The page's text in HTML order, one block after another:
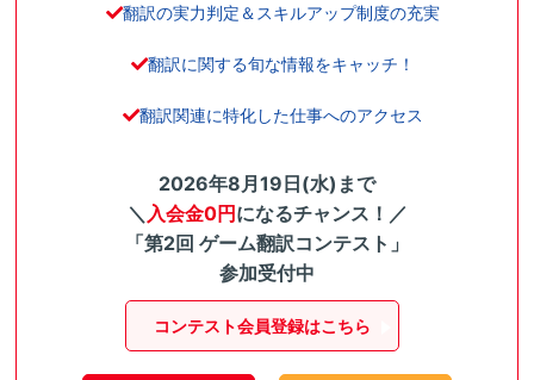
翻訳の実力判定＆スキルアップ制度の充実
翻訳に関する旬な情報をキャッチ！
翻訳関連に特化した仕事へのアクセス
2026年8月19日(水)まで
＼ 入会金0円になるチャンス！／
「第2回 ゲーム翻訳コンテスト」
参加受付中
コンテスト会員登録はこちら